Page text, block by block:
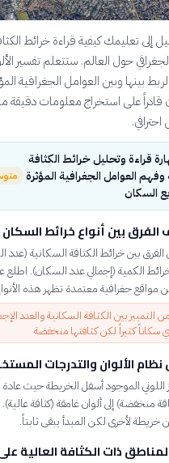
إلى تعليمك كيفية قراءة خرائط
حول العالم. ستتعلم تفسير
بينها وبين العوامل الجغرافية
قادراً على استخراج معلومات دقيقة
قراءة وتحليل خرائط الكثافة
وفهم العوامل الجغرافية المؤثرة
السكان
الفرق بين أنواع خرائط السكان
بين خرائط الكثافة السكانية (عدد
الكمية (إجمالي عدد السكان).
مواقع جغرافية معتمدة تظهر هذه
التمييز بين الكثافة السكانية والعدد
سكاناً كثيراً لكن كثافتها منخفضة
الألوان والتدرجات
اللوني الموجود أسفل الخريطة حيث
منخفضة) إلى ألوان غامقة (كثافة
لأخرى لكن المبدأ يبقى ثابتاً.
ذات الكثافة العالية